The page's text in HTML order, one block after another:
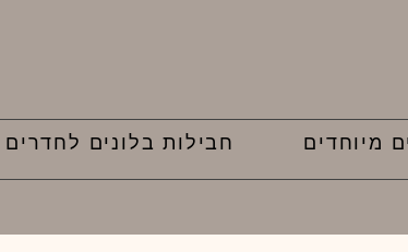
מיוחדים חבילות בלונים לחדרים